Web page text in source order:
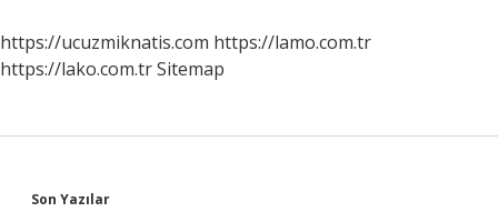
https://ucuzmiknatis.com https://lamo.com.tr
https://lako.com.trSitemap
Son Yazılar